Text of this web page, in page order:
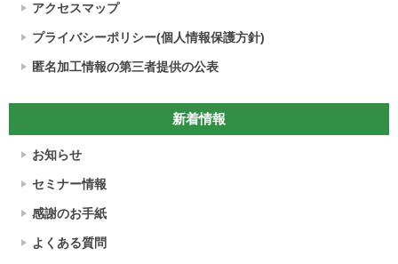
アクセスマップ
プライバシーポリシー(個人情報保護方針)
匿名加工情報の第三者提供の公表
新着情報
お知らせ
セミナー情報
感謝のお手紙
よくある質問